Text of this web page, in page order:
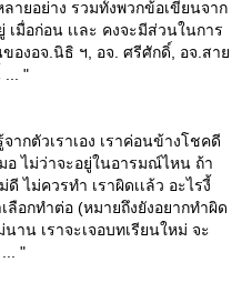
ายอย่าง รวมทั้งพวกข้อเขียนจาก
มื่อก่อน เเละ คงจะมีส่วนในการ
ของอจ.นิธิ ฯ, อจ. ศรีศักดิ์, อจ.สา
"
กตัวเราเอง เราค่อนข้างโชคดี
มอ ไม่ว่าจะอยู่ในอารมณ์ไหน ถ้า
ไม่ควรทำ เราผิดเเล้ว อะไรงี้
ลือกทำต่อ (หมายถึงยังอยากทำผิด
าน เราจะเจอบทเรียนใหม่ จะ
"